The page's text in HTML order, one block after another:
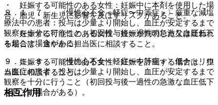
・ 妊娠する可能性のある女性：妊娠中に本剤を使用した場
合、胎児・新生児に影響を及ぼすリスクがあること。
・ 妊娠する可能性のある女性：妊娠が判明した又は疑われ
る場合は、速やかに担当医に相談すること。
・ 妊娠する可能性のある女性：妊娠を計画する場合は、担
当医に相談すること。
相互作用
９．１．７． 〈慢性心不全＜軽症〜中等症＞〉厳重な減塩
療法中の患者：投与は少量より開始し、血圧が安定するまで
観察を十分に行うこと（初回投与後一過性の急激な血圧低下
を起こす場合がある）。
９．１．８． 〈慢性心不全＜軽症〜中等症＞〉低ナトリウ
ム血症の患者：投与は少量より開始し、血圧が安定するまで
観察を十分に行うこと（初回投与後一過性の急激な血圧低下
を起こす場合がある）。